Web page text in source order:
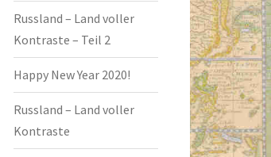
Russland – Land voller
Kontraste – Teil 2
Happy New Year 2020!
Russland – Land voller
Kontraste